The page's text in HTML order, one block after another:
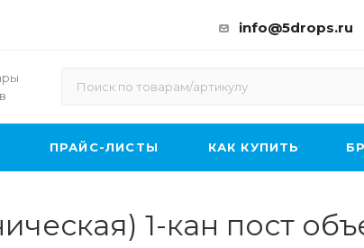
info@5drops.ru
ПРАЙС-ЛИСТЫ КАК КУПИТЬ
1-кан пост